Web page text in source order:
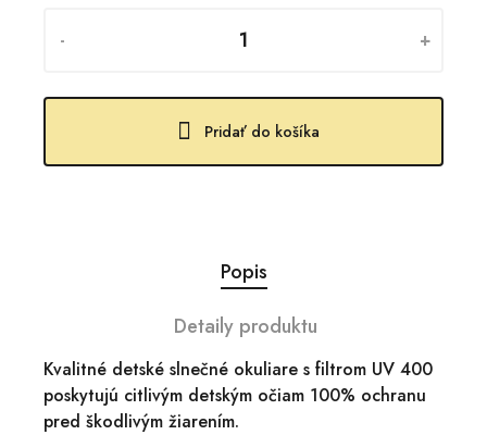
- +
Pridať do košíka
Popis
Detaily produktu
Kvalitné detské slnečné okuliare s filtrom UV 400
poskytujú citlivým detským očiam 100% ochranu
pred škodlivým žiarením.